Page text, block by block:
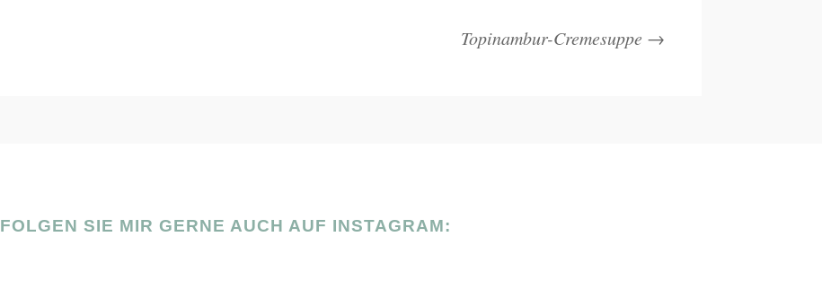
Topinambur-Cremesuppe →
FOLGEN SIE MIR GERNE AUCH AUF INSTAGRAM: